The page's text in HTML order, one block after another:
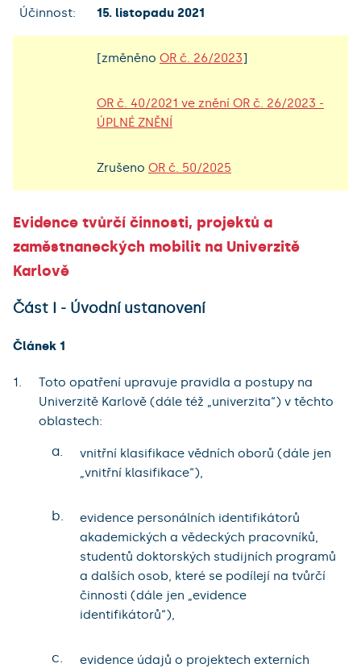
Účinnost: 15. listopadu 2021
[změněno OR č. 26/2023]
OR č. 40/2021 ve znění OR č. 26/2023 -
ÚPLNÉ ZNĚNÍ
Zrušeno OR č. 50/2025
Evidence tvůrčí činnosti, projektů a
zaměstnaneckých mobilit na Univerzitě
Karlově
Část I - Úvodní ustanovení
Článek 1
Toto opatření upravuje pravidla a postupy na
Univerzitě Karlově (dále též „univerzita“) v těchto
oblastech:
a.
vnitřní klasifikace vědních oborů (dále jen
„vnitřní klasifikace“),
b.
evidence personálních identifikátorů
akademických a vědeckých pracovníků,
studentů doktorských studijních programů
a dalších osob, které se podílejí na tvůrčí
činnosti (dále jen „evidence
identifikátorů“),
c.
evidence údajů o projektech externích